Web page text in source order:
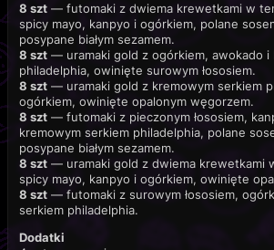
8 szt — futomaki z dwiema krewetkami w
spicy mayo, kanpyo i ogórkiem, polane
posypane białym sezamem.
8 szt — uramaki gold z ogórkiem, awokado i
philadelphia, owinięte surowym łososiem.
8 szt — uramaki gold z kremowym serkiem
ogórkiem, owinięte opalonym węgorzem.
8 szt — futomaki z pieczonym łososiem,
kremowym serkiem philadelphia, polane
posypane białym sezamem.
8 szt — uramaki gold z dwiema krewetkami
spicy mayo, kanpyo i ogórkiem, owinięte
8 szt — futomaki z surowym łososiem,
serkiem philadelphia.
Dodatki